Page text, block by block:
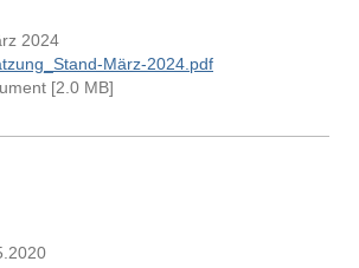
2024
März-2024.pdf
[2.0 MB]